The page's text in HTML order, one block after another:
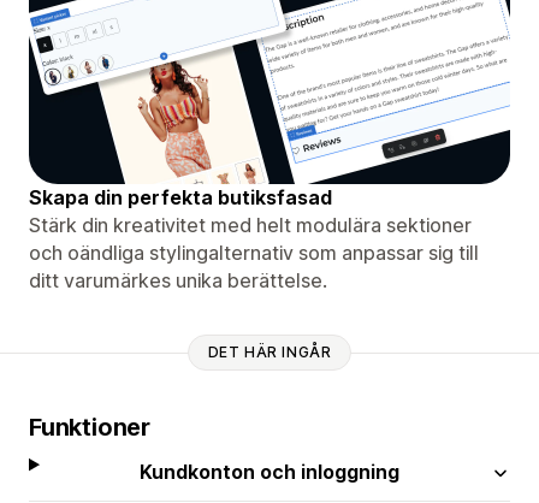
Skapa din perfekta butiksfasad
Stärk din kreativitet med helt modulära sektioner
och oändliga stylingalternativ som anpassar sig till
ditt varumärkes unika berättelse.
DET HÄR INGÅR
Funktioner
Kundkonton och inloggning